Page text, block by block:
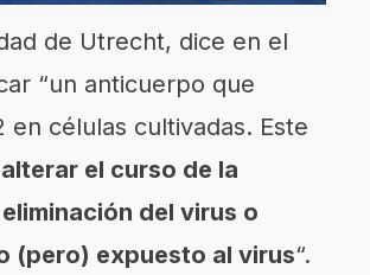
de Utrecht, dice en el
“un anticuerpo que
en células cultivadas. Este
el curso de la
del virus o
(pero) expuesto al virus“.